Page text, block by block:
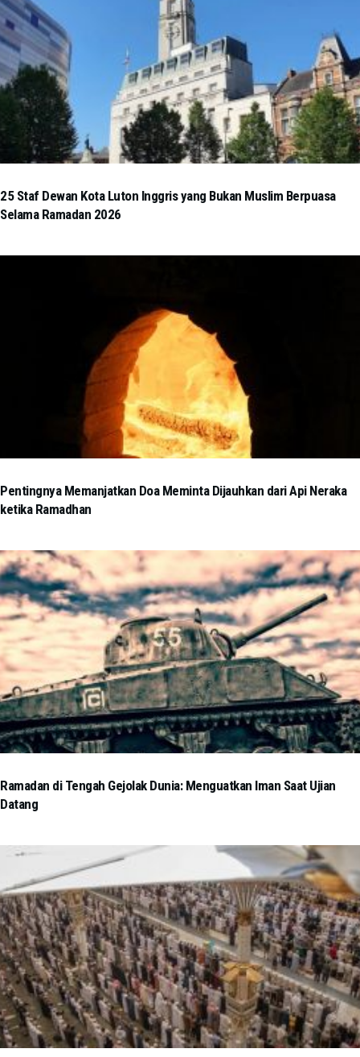
25 Staf Dewan Kota Luton Inggris yang Bukan Muslim Berpuasa
Selama Ramadan 2026
Pentingnya Memanjatkan Doa Meminta Dijauhkan dari Api Neraka
ketika Ramadhan
Ramadan di Tengah Gejolak Dunia: Menguatkan Iman Saat Ujian
Datang